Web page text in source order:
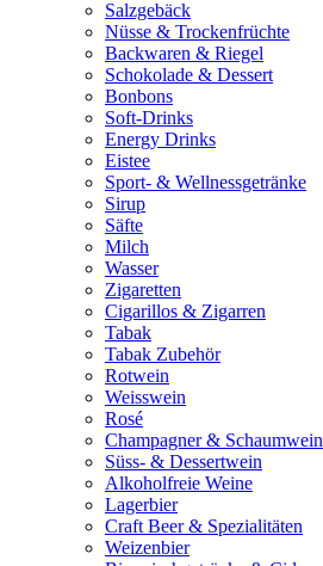
Salzgebäck
Nüsse & Trockenfrüchte
Backwaren & Riegel
Schokolade & Dessert
Bonbons
Soft-Drinks
Energy Drinks
Eistee
Sport- & Wellnessgetränke
Sirup
Säfte
Milch
Wasser
Zigaretten
Cigarillos & Zigarren
Tabak
Tabak Zubehör
Rotwein
Weisswein
Rosé
Champagner & Schaumwein
Süss- & Dessertwein
Alkoholfreie Weine
Lagerbier
Craft Beer & Spezialitäten
Weizenbier